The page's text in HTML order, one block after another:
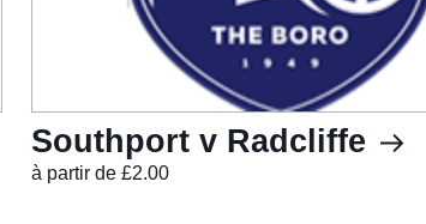
Southport v Radcliffe
à partir de £2.00